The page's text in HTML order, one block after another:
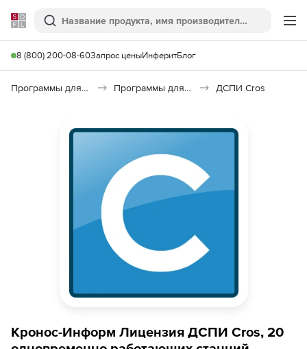
Softline
Поиск
8 (800) 200-08-60Запрос ценыИнферитБлог
Программы для программирования Программы для работы с базами данных ДСПИ Cros
Кронос-Информ Лицензия ДСПИ Cros, 20